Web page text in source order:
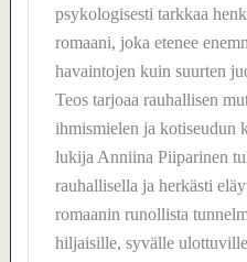
psykologisesti tarkkaa
romaani, joka etenee
havaintojen kuin suurten
Teos tarjoaa rauhallisen
ihmismielen ja kotiseudun
lukija Anniina Piiparinen
rauhallisella ja herkästi
romaanin runollista
hiljaisille, syvälle